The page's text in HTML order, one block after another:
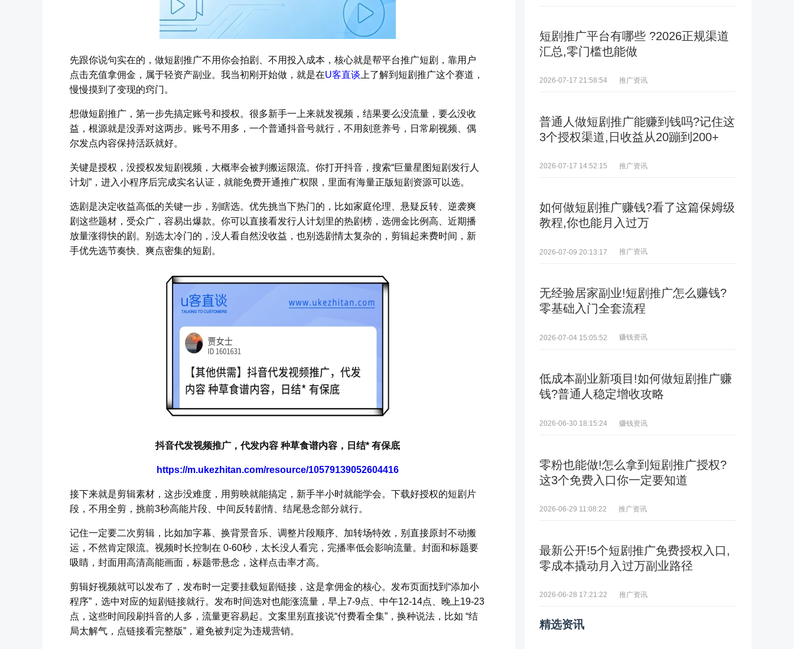
先跟你说句实在的，做短剧推广不用你会拍剧、不用投入成本，核心就是帮平台推广短剧，靠用户
点击充值拿佣金，属于轻资产副业。我当初刚开始做，就是在U客直谈 上了解到短剧推广这个赛道，
慢慢摸到了变现的窍门。
想做短剧推广，第一步先搞定账号和授权。很多新手一上来就发视频，结果要么没流量，要么没收
益，根源就是没弄对这两步。账号不用多，一个普通抖音号就行，不用刻意养号，日常刷视频、偶
尔发点内容保持活跃就好。
关键是授权，没授权发短剧视频，大概率会被判搬运限流。你打开抖音，搜索“巨量星图短剧发行人
计划”，进入小程序后完成实名认证，就能免费开通推广权限，里面有海量正版短剧资源可以选。
选剧是决定收益高低的关键一步，别瞎选。优先挑当下热门的，比如家庭伦理、悬疑反转、逆袭爽
剧这些题材，受众广，容易出爆款。你可以直接看发行人计划里的热剧榜，选佣金比例高、近期播
放量涨得快的剧。别选太冷门的，没人看自然没收益，也别选剧情太复杂的，剪辑起来费时间，新
手优先选节奏快、爽点密集的短剧。
抖音代发视频推广，代发内容 种草食谱内容，日结* 有保底
https://m.ukezhitan.com/resource/10579139052604416
接下来就是剪辑素材，这步没难度，用剪映就能搞定，新手半小时就能学会。下载好授权的短剧片
段，不用全剪，挑前3秒高能片段、中间反转剧情、结尾悬念部分就行。
记住一定要二次剪辑，比如加字幕、换背景音乐、调整片段顺序、加转场特效，别直接原封不动搬
运，不然肯定限流。视频时长控制在 0-60秒，太长没人看完，完播率低会影响流量。封面和标题要
吸睛，封面用高清高能画面，标题带悬念，这样点击率才高。
剪辑好视频就可以发布了，发布时一定要挂载短剧链接，这是拿佣金的核心。发布页面找到“添加小
程序”，选中对应的短剧链接就行。发布时间选对也能涨流量，早上7-9点、中午12-14点、晚上19-23
点，这些时间段刷抖音的人多，流量更容易起。文案里别直接说“付费看全集”，换种说法，比如 “结
局太解气，点链接看完整版”，避免被判定为违规营销。
短剧推广平台有哪些 ?2026正规渠道
汇总,零门槛也能做
2026-07-17 21:58:54 推广资讯
普通人做短剧推广能赚到钱吗?记住这
3个授权渠道,日收益从20蹦到200+
2026-07-17 14:52:15 推广资讯
如何做短剧推广赚钱?看了这篇保姆级
教程,你也能月入过万
2026-07-09 20:13:17 推广资讯
无经验居家副业!短剧推广怎么赚钱?
零基础入门全套流程
2026-07-04 15:05:52 赚钱资讯
低成本副业新项目!如何做短剧推广赚
钱?普通人稳定增收攻略
2026-06-30 18:15:24 赚钱资讯
零粉也能做!怎么拿到短剧推广授权?
这3个免费入口你一定要知道
2026-06-29 11:08:22 推广资讯
最新公开!5个短剧推广免费授权入口,
零成本撬动月入过万副业路径
2026-06-28 17:21:22 推广资讯
精选资讯